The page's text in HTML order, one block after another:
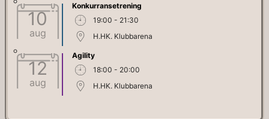
10
aug
Konkurransetrening
19:00 - 21:30
H.HK. Klubbarena
12
aug
Agility
18:00 - 20:00
H.HK. Klubbarena